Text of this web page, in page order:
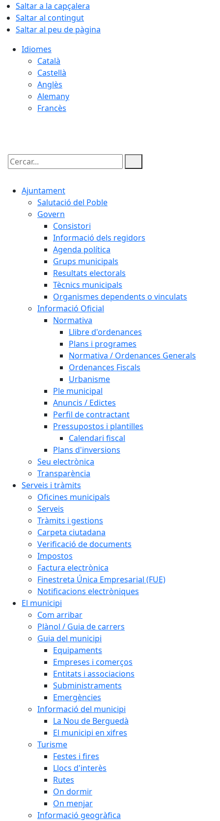
Saltar a la capçalera
Saltar al contingut
Saltar al peu de pàgina
Idiomes
Català
Castellà
Anglès
Alemany
Francès
Cercar:
Ajuntament
Salutació del Poble
Govern
Consistori
Informació dels regidors
Agenda política
Grups municipals
Resultats electorals
Tècnics municipals
Organismes dependents o vinculats
Informació Oficial
Normativa
Llibre d'ordenances
Plans i programes
Normativa / Ordenances Generals
Ordenances Fiscals
Urbanisme
Ple municipal
Anuncis / Edictes
Perfil de contractant
Pressupostos i plantilles
Calendari fiscal
Plans d'inversions
Seu electrònica
Transparència
Serveis i tràmits
Oficines municipals
Serveis
Tràmits i gestions
Carpeta ciutadana
Verificació de documents
Impostos
Factura electrònica
Finestreta Única Empresarial (FUE)
Notificacions electròniques
El municipi
Com arribar
Plànol / Guia de carrers
Guia del municipi
Equipaments
Empreses i comerços
Entitats i associacions
Subministraments
Emergències
Informació del municipi
La Nou de Berguedà
El municipi en xifres
Turisme
Festes i fires
Llocs d'interès
Rutes
On dormir
On menjar
Informació geogràfica